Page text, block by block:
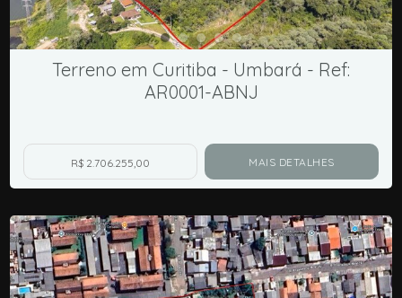
Terreno em Curitiba - Umbará - Ref:
AR0001-ABNJ
R$ 2.706.255,00 MAIS DETALHES